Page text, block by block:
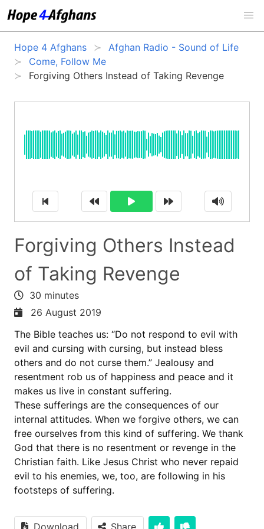
Hope 4 Afghans
Afghan Radio - Sound of Life
Come, Follow Me
Forgiving Others Instead of Taking Revenge
Forgiving Others Instead
of Taking Revenge
30 minutes
26 August 2019
The Bible teaches us: “Do not respond to evil with
evil and cursing with cursing, but instead bless
others and do not curse them.” Jealousy and
resentment rob us of happiness and peace and it
makes us live in constant suffering.
These sufferings are the consequences of our
internal attitudes. When we forgive others, we can
free ourselves from this kind of suffering. We thank
God that there is no resentment or revenge in the
Christian faith. Like Jesus Christ who never repaid
evil to his enemies, we, too, are following in his
footsteps of suffering.
Download Share